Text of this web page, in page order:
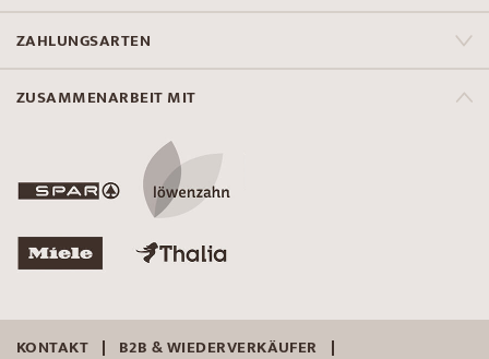
ZAHLUNGSARTEN
ZUSAMMENARBEIT MIT
KONTAKT B2B & WIEDERVERKÄUFER